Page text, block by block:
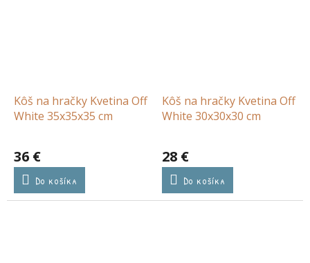
Kôš na hračky Kvetina Off
White 35x35x35 cm
36 €
Do košíka
Kôš na hračky Kvetina Off
White 30x30x30 cm
28 €
Do košíka